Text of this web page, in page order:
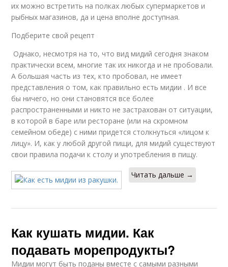
их можно встретить на полках любых супермаркетов и
рыбных магазинов, да и цена вполне доступная.
Подберите свой рецепт
Однако, несмотря на то, что вид мидий сегодня знаком
практически всем, многие так их никогда и не пробовали.
А большая часть из тех, кто пробовал, не имеет
представления о том, как правильно есть мидии . И все
бы ничего, но они становятся все более
распространенными и никто не застрахован от ситуации,
в которой в баре или ресторане (или на скромном
семейном обеде) с ними придется столкнуться «лицом к
лицу». И, как у любой другой пищи, для мидий существуют
свои правила подачи к столу и употребления в пищу.
Читать дальше →
Как кушать мидии. Как
подавать морепродукты?
Мидии могут быть поданы вместе с самыми разными